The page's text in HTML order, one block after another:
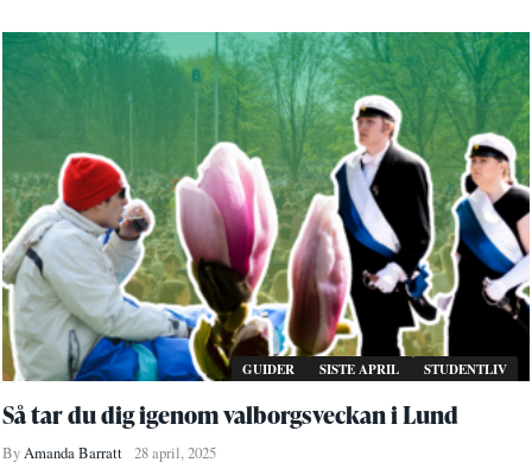
GUIDER SISTE APRIL STUDENTLIV
Så tar du dig igenom valborgsveckan i Lund
ByAmanda Barratt 28 april, 2025